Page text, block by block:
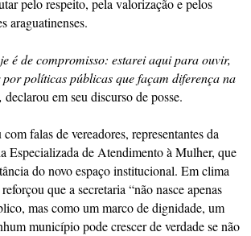
araguatinenses.
é de compromisso: estarei aqui para ouvir,
políticas públicas que façam diferença na
declarou em seu discurso de posse.
falas de vereadores, representantes da
Especializada de Atendimento à Mulher, que
do novo espaço institucional. Em clima
que a secretaria “não nasce apenas
mas como um marco de dignidade, um
município pode crescer de verdade se não